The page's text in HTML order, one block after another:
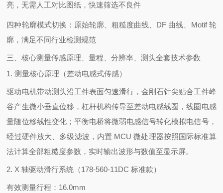
亮，无需人工对比图纸，快速筛选不良件
四种轮廓模式切换：原始轮廓、粗糙度曲线、DF 曲线、Motif 轮
廓，满足不同行业检测规范
三、核心测量传感原理、量程、分辨率、测头全套技术参数
1. 测量核心原理（差动电感式传感）
驱动电机带动测头沿工件表面匀速滑行，金刚石针尖贴合工件峰
谷产生微小垂直位移，杠杆机构传导至差动电感线圈，线圈电感
量随位移线性变化；平衡电桥将微弱电感信号转化模拟电信号，
经过硬件放大、多级滤波，内置 MCU 微处理器按照国际标准算
法计算全部粗糙度参数，实时输出波形与数值至显示屏。
2. X 轴驱动滑行系统（178-560-11DC 标准款）
有效测量行程：16.0mm